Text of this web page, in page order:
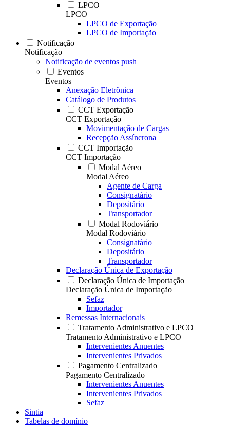
LPCO
LPCO
LPCO de Exportação
LPCO de Importação
Notificação
Notificação
Notificação de eventos push
Eventos
Eventos
Anexação Eletrônica
Catálogo de Produtos
CCT Exportação
CCT Exportação
Movimentação de Cargas
Recepção Assíncrona
CCT Importação
CCT Importação
Modal Aéreo
Modal Aéreo
Agente de Carga
Consignatário
Depositário
Transportador
Modal Rodoviário
Modal Rodoviário
Consignatário
Depositário
Transportador
Declaração Única de Exportação
Declaração Única de Importação
Declaração Única de Importação
Sefaz
Importador
Remessas Internacionais
Tratamento Administrativo e LPCO
Tratamento Administrativo e LPCO
Intervenientes Anuentes
Intervenientes Privados
Pagamento Centralizado
Pagamento Centralizado
Intervenientes Anuentes
Intervenientes Privados
Sefaz
Sintia
Tabelas de domínio